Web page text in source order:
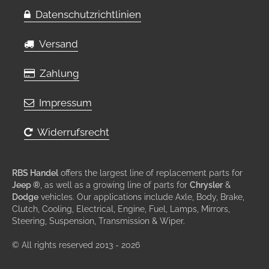
Datenschutzrichtlinien
Versand
Zahlung
Impressum
Widerrufsrecht
RBS Handel offers the largest line of replacement parts for
Jeep ® , as well as a growing line of parts for Chrysler &
Dodge vehicles. Our applications include Axle, Body, Brake,
Clutch, Cooling, Electrical, Engine, Fuel, Lamps, Mirrors,
Steering, Suspension, Transmission & Wiper.
© All rights reserved 2013 - 2026